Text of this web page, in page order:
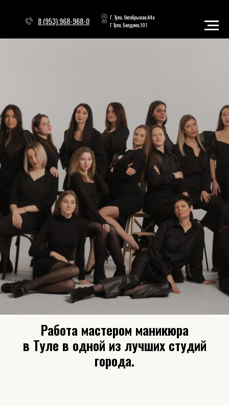
Г. Тула, Октябрьская,44а
Г Тула, Болдина,101
8 (953) 968-968-0
Работа мастером маникюра
в Туле в одной из лучших студий
города.